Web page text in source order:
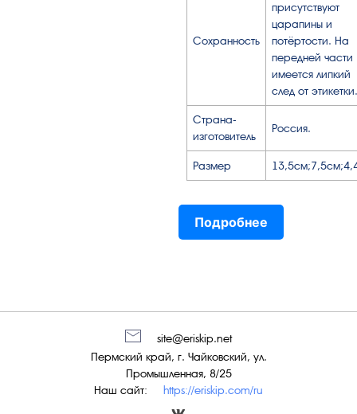
Сохранность
присутствуют
царапины и
потёртости. На
передней части
имеется липкий
след от этикетки.
Страна-
изготовитель
Россия.
Размер
Подробнее
Наш сайт: https://eriskip.com/ru
Пермский край, г. Чайковский, ул.
Промышленная, 8/25
site@eriskip.net